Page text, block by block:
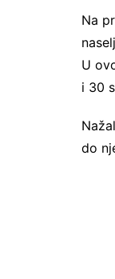
Na
U
i 30
do